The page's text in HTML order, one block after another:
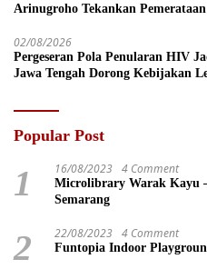
Arinugroho Tekankan
02/08/2026
Pergeseran Pola Penularan HIV
Jawa Tengah Dorong Kebijakan
Popular Post
1 16/08/2023 4 Comment
Microlibrary Warak Kayu
Semarang
2 22/08/2023 4 Comment
Funtopia Indoor